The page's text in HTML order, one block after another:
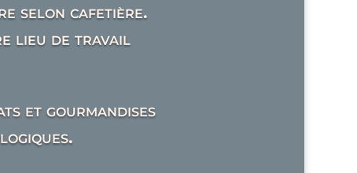
selon cafetière.
lieu de travail
et gourmandises